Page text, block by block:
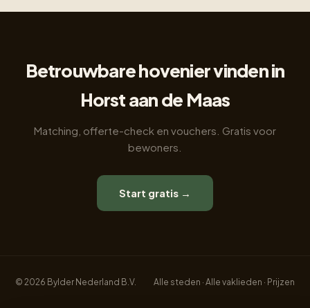
Betrouwbare hovenier vinden in
Horst aan de Maas
Matching, offerte-check en vouchers. Gratis voor
bewoners.
Start gratis →
© 2026 Bylder Nederland B.V. Alle steden · Alle vaklieden · Prijzen